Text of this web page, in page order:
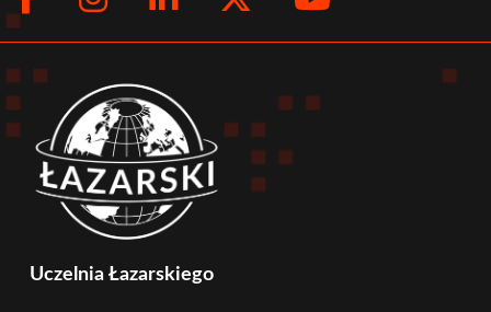
menu
Uczelnia Łazarskiego